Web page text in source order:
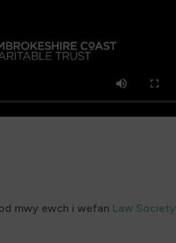
mwy ewch i wefan Law Society